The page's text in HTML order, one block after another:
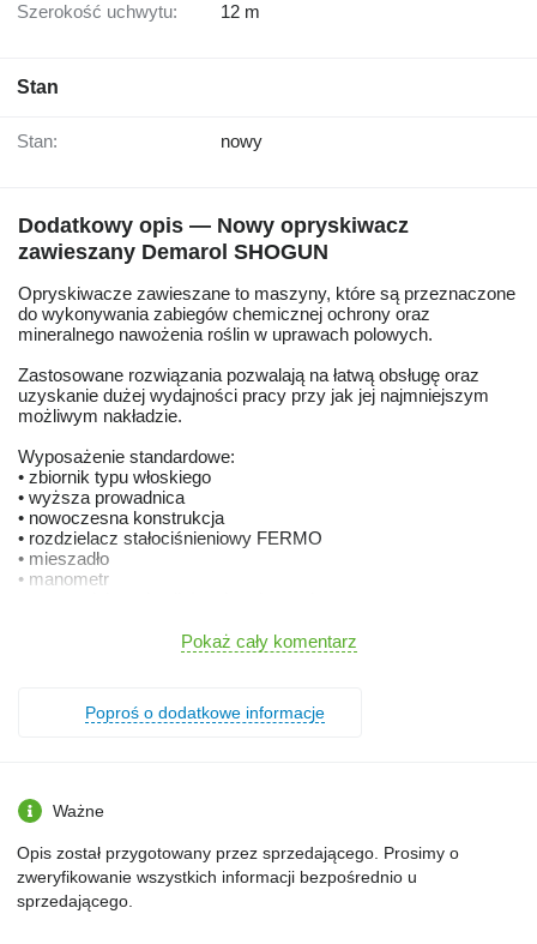
Szerokość uchwytu: 12 m
Stan
Stan: nowy
Dodatkowy opis — Nowy opryskiwacz
zawieszany Demarol SHOGUN
Opryskiwacze zawieszane to maszyny, które są przeznaczone
do wykonywania zabiegów chemicznej ochrony oraz
mineralnego nawożenia roślin w uprawach polowych.
Zastosowane rozwiązania pozwalają na łatwą obsługę oraz
uzyskanie dużej wydajności pracy przy jak jej najmniejszym
możliwym nakładzie.
Wyposażenie standardowe:
• zbiornik typu włoskiego
• wyższa prowadnica
• nowoczesna konstrukcja
• rozdzielacz stałociśnieniowy FERMO
• mieszadło
• manometr
• zbiorniczek na czystą wodę
• gwarancja 24 miesięce - producent
• stabilizacja mechaniczna
Wyposażenie dodatkowe:
• RSM
• dzielenie lancy, dodatkowa sekcja
• pompa 145 l/min (dla 15m lancy)
• rama i lanca w ocynku
Pokaż cały komentarz
Poproś o dodatkowe informacje
Ważne
Opis został przygotowany przez sprzedającego. Prosimy o
zweryfikowanie wszystkich informacji bezpośrednio u
sprzedającego.